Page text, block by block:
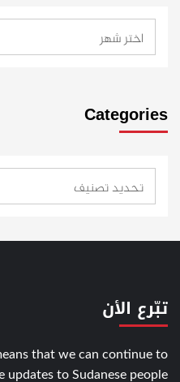
Categories
تبّرع الأن
that we can continue to
to Sudanese people